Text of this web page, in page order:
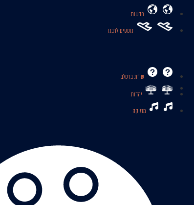
חדשות
נוסעים לרבנו
שו’’ת ברסלב
יהדות
מוזיקה